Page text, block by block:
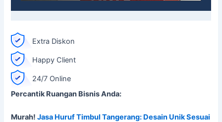
Extra Diskon
Happy Client
24/7 Online
Percantik Ruangan Bisnis Anda:
Murah!Jasa Huruf Timbul Tangerang: Desain Unik Sesuai